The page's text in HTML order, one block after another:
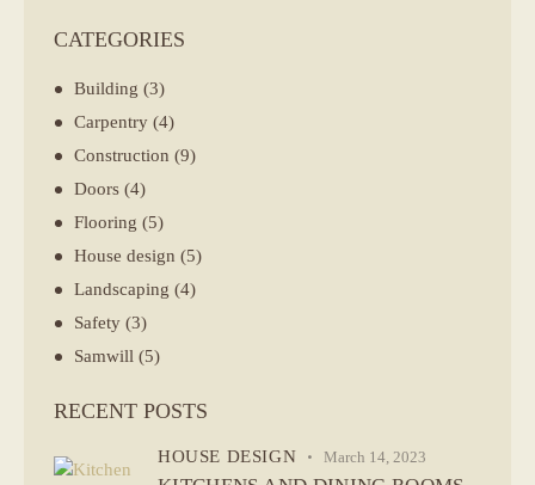
CATEGORIES
Building (3)
Carpentry (4)
Construction (9)
Doors (4)
Flooring (5)
House design (5)
Landscaping (4)
Safety (3)
Samwill (5)
RECENT POSTS
HOUSE DESIGN March 14, 2023